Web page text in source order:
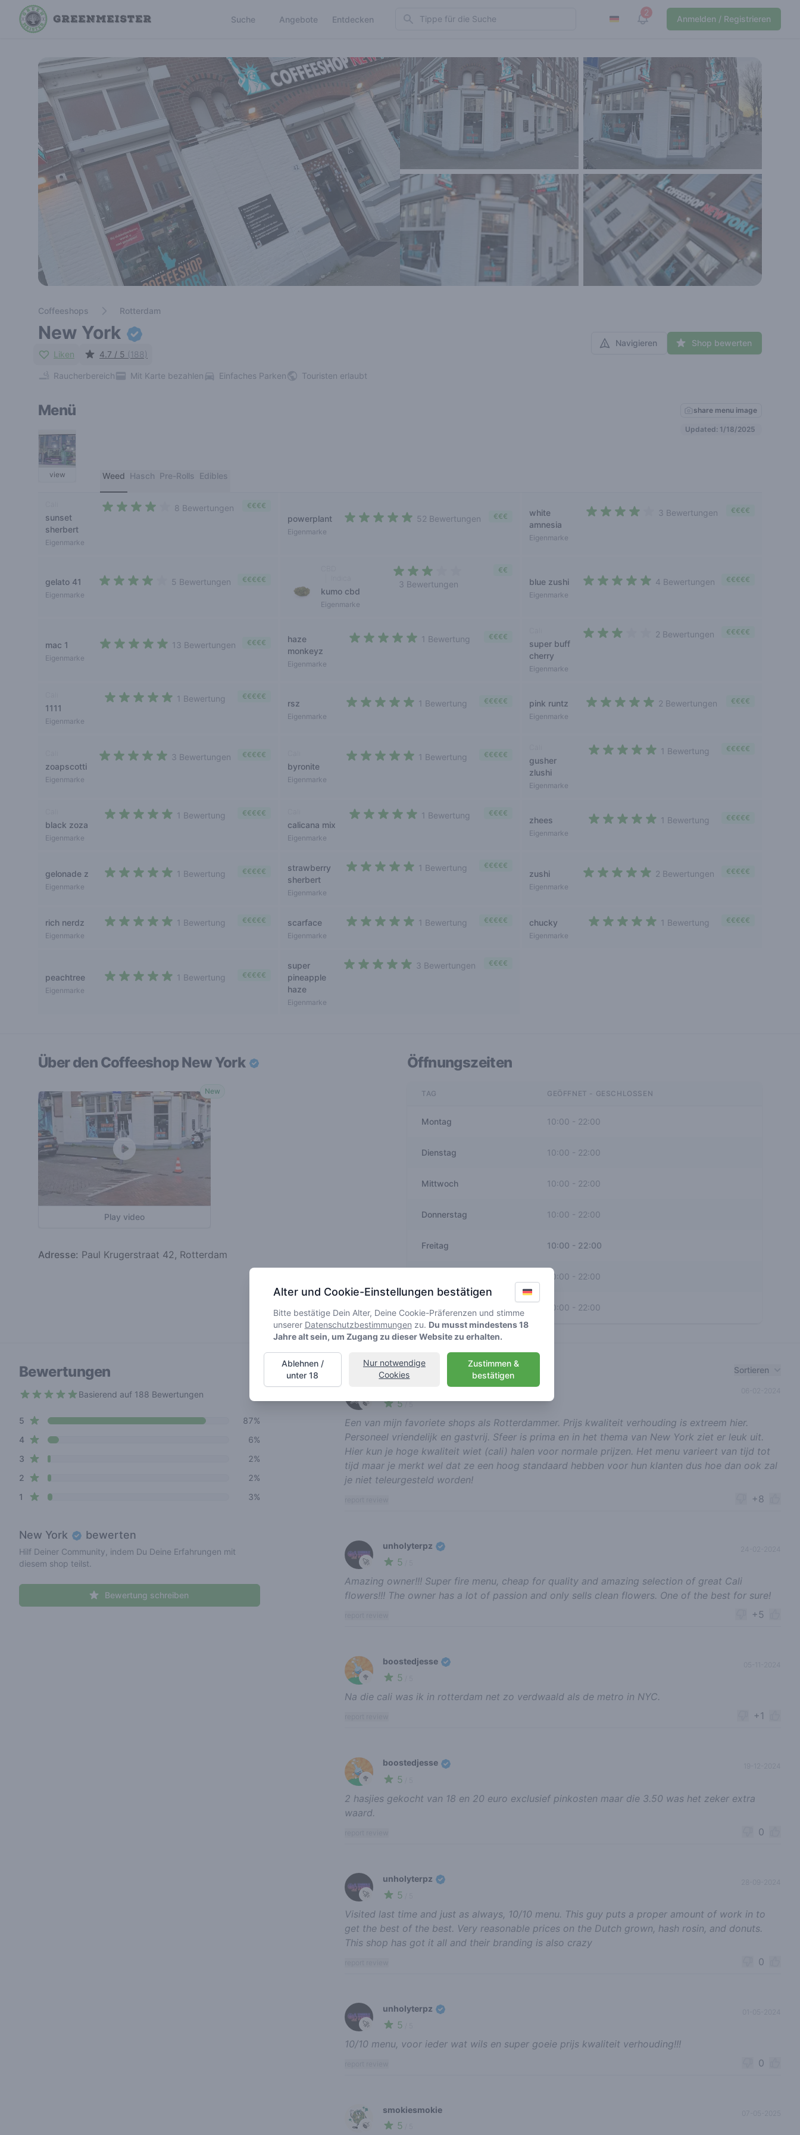
Suche Angebote Entdecken Search 2
View notifications
Anmelden / Registrieren
Coffeeshops Rotterdam
New York
Liken 4.7 / 5 (188)
Raucherbereich Mit Karte bezahlen Einfaches Parken Touristen erlaubt
Navigieren Shop bewerten
Menü
view Weed Hasch Pre-Rolls Edibles
share menu image
Updated: 1/18/2025
sunset
sherbert
Eigenmarke
8 Bewertungen €€€€
powerplant
Eigenmarke
52 Bewertungen €€€
white
amnesia
Eigenmarke
3 Bewertungen €€€€
gelato 41
Eigenmarke
5 Bewertungen €€€€€
kumo cbd
Eigenmarke
3 Bewertungen
€€
blue zushi
Eigenmarke
4 Bewertungen €€€€€
mac 1
Eigenmarke
13 Bewertungen €€€€
haze
monkeyz
Eigenmarke
1 Bewertung €€€€
super buff
cherry
Eigenmarke
2 Bewertungen €€€€€
1111
Eigenmarke
1 Bewertung €€€€€
rsz
Eigenmarke
1 Bewertung €€€€€ pink runtz
Eigenmarke
2 Bewertungen €€€€
zoapscotti
Eigenmarke
3 Bewertungen €€€€€
byronite
Eigenmarke
1 Bewertung €€€€€
gusher
zlushi
Eigenmarke
1 Bewertung €€€€€
black zoza
Eigenmarke
1 Bewertung €€€€€
calicana mix
Eigenmarke
1 Bewertung €€€€
zhees
Eigenmarke
1 Bewertung €€€€€
gelonade z
Eigenmarke
1 Bewertung €€€€€
strawberry
sherbert
Eigenmarke
1 Bewertung €€€€€
zushi
Eigenmarke
2 Bewertungen €€€€€
rich nerdz
Eigenmarke
1 Bewertung €€€€€ scarface
Eigenmarke
1 Bewertung €€€€€ chucky
Eigenmarke
1 Bewertung €€€€€
peachtree
Eigenmarke
1 Bewertung €€€€€
super
pineapple
haze
Eigenmarke
3 Bewertungen €€€€
Über den CoffeeshopNew York
Play video
New
Adresse: Paul Krugerstraat 42, Rotterdam
Öffnungszeiten
TAG GEÖFFNET - GESCHLOSSEN
Montag 10:00 - 22:00
Dienstag 10:00 22:00
Mittwoch 10:00 - 22:00
Donnerstag 10:00 22:00
Freitag 10:00 - 22:00
10:00 22:00
Sonntag 10:00 - 22:00
Bewertungen
Basierend auf 188 Bewertungen
Review data
5 star reviews
87%
4star reviews
6%
3 star reviews
2%
2 star reviews
2%
1 star reviews 3%
New York bewerten
Hilf Deiner Community, indem Du Deine Erfahrungen mit
diesem shop teilst.
Bewertung schreiben
Recent reviews Sortieren
🍃
skaffaboysofficial
5
Een van mijn favoriete shops als Rotterdammer. Prijs kwaliteit verhouding is extreem hier.
Personeel vriendelijk en gastvrij. Sfeer is prima en in het thema van New York ziet er leuk uit.
Hier kun je hoge kwaliteit wiet (cali) halen voor normale prijzen. Het menu varieert van tijd tot
tijd maar je merkt wel dat ze een hoog standaard hebben voor hun klanten dus hoe dan ook zal
je niet teleurgesteld worden!
+8
🚀
unholyterpz
5
Amazing owner!!! Super fire menu, cheap for quality and amazing selection of great Cali
flowers!!! The owner has a lot of passion and only sells clean flowers. One of the best for sure!
+5
🥦
boostedjesse
5
Na die cali was ik in rotterdam net zo verdwaald als de metro in NYC.
+1
🥦
boostedjesse
5
2 hasjies gekocht van 18 en 20 euro exclusief pinkosten maar die 3.50 was het zeker extra
waard.
0
🚀
unholyterpz
5
Visited last time and just as always, 10/10 menu. This guy puts a proper amount of work in to
get the best of the best. Very reasonable prices on the Dutch grown, hash rosin, and donuts.
This shop has got it all and their branding is also crazy
0
🚀
unholyterpz
5
10/10 menu, voor ieder wat wils en super goeie prijs kwaliteit verhouding!!!
0
🍃
smokiesmokie
5
Alter und Cookie-Einstellungen bestätigen
Bitte bestätige Dein Alter, Deine Cookie-Präferenzen und stimme
unserer Datenschutzbestimmungen zu. Du musst mindestens 18
Jahre alt sein, um Zugang zu dieser Website zu erhalten.
Zustimmen &
bestätigen
Nur notwendige
Cookies
Ablehnen /
unter 18